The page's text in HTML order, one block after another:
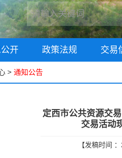
开 政策法规 交易
> 通知公告
定西市公共资源交
交易活动
【发稿时间